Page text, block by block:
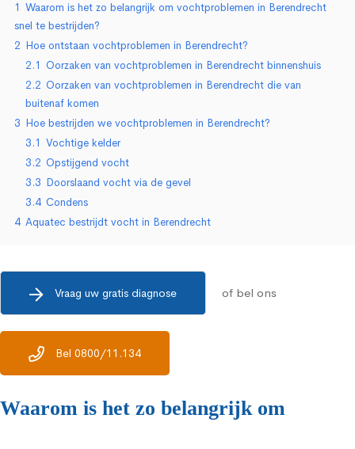
1 Waarom is het zo belangrijk om vochtproblemen in Berendrecht
snel te bestrijden?
2 Hoe ontstaan vochtproblemen in Berendrecht?
2.1 Oorzaken van vochtproblemen in Berendrecht binnenshuis
2.2 Oorzaken van vochtproblemen in Berendrecht die van
buitenaf komen
3 Hoe bestrijden we vochtproblemen in Berendrecht?
3.1 Vochtige kelder
3.2 Opstijgend vocht
3.3 Doorslaand vocht via de gevel
3.4 Condens
4 Aquatec bestrijdt vocht in Berendrecht
Vraag uw gratis diagnose of bel ons
Bel 0800/11.134
Waarom is het zo belangrijk om